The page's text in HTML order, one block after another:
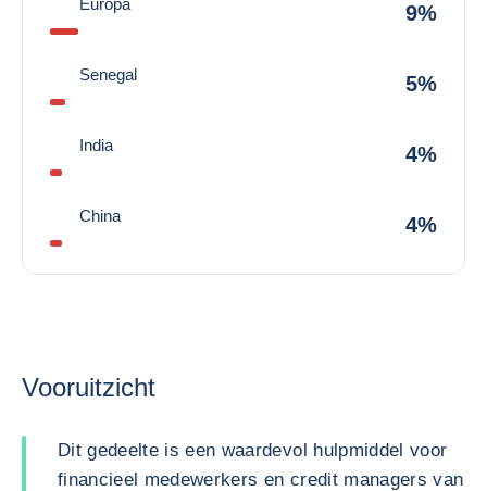
Europa 9%
Senegal 5%
India 4%
China 4%
Vooruitzicht
Dit gedeelte is een waardevol hulpmiddel voor
financieel medewerkers en credit managers van